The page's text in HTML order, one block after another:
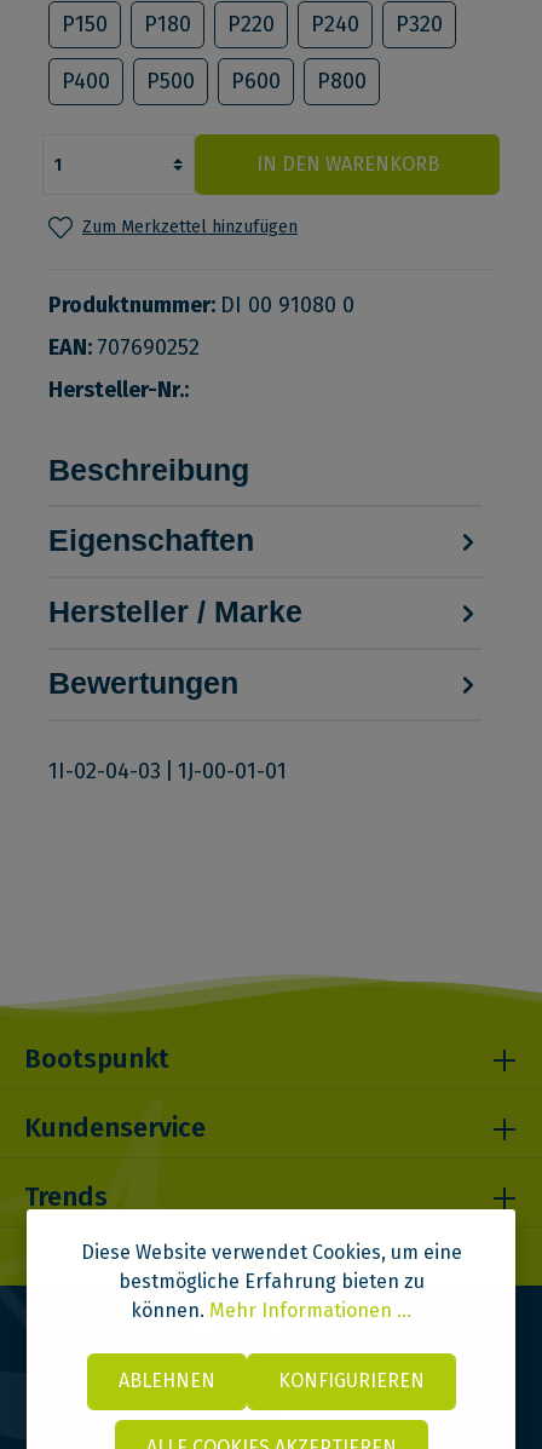
P150 P180 P220 P240 P320
P400 P500 P600 P800
IN DEN WARENKORB
Zum Merkzettel hinzufügen
Produktnummer: DI 00 91080 0
EAN: 707690252
Hersteller-Nr.:
Beschreibung
Eigenschaften
Hersteller / Marke
Bewertungen
1I-02-04-03 1J-00-01-01
Bootspunkt
Kundenservice
Trends
Diese Website verwendet Cookies, um eine
bestmögliche Erfahrung bieten zu
können. Mehr Informationen ...
ABLEHNEN KONFIGURIEREN